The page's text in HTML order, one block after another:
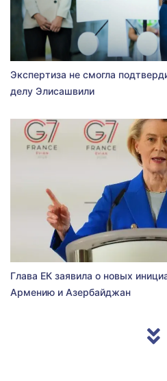
Экспертиза не смогла
делу Элисашвили
Глава ЕК заявила о новых
Армению и Азербайджан